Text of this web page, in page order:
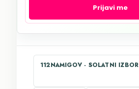
Prijavi me
112NAMIGOV - SOLATNI IZBOR